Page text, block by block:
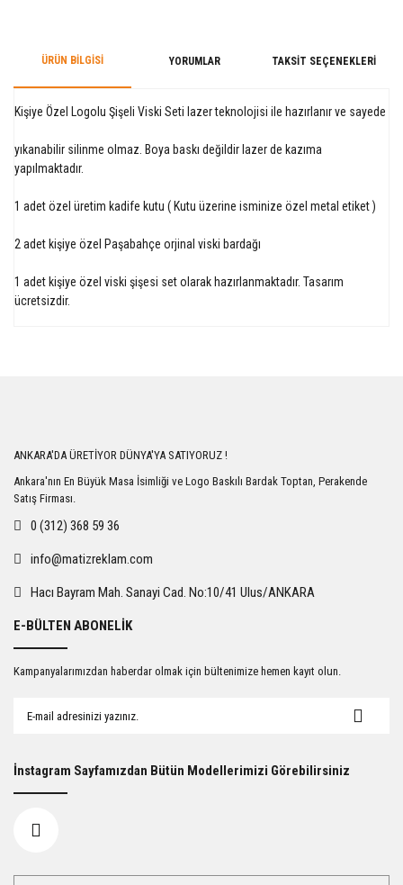
ÜRÜN BILGISI YORUMLAR TAKSIT SEÇENEKLERI
Kişiye Özel Logolu Şişeli Viski Seti lazer teknolojisi ile hazırlanır ve sayede
yıkanabilir silinme olmaz. Boya baskı değildir lazer de kazıma
yapılmaktadır.
1 adet özel üretim kadife kutu ( Kutu üzerine isminize özel metal etiket )
2 adet kişiye özel Paşabahçe orjinal viski bardağı
1 adet kişiye özel viski şişesi set olarak hazırlanmaktadır. Tasarım
ücretsizdir.
ANKARA'DA ÜRETİYOR DÜNYA'YA SATIYORUZ !
Ankara'nın En Büyük Masa İsimliği ve Logo Baskılı Bardak Toptan, Perakende
Satış Firması.
0 (312) 368 59 36
info@matizreklam.com
Hacı Bayram Mah. Sanayi Cad. No:10/41 Ulus/ANKARA
E-BÜLTEN ABONELİK
Kampanyalarımızdan haberdar olmak için bültenimize hemen kayıt olun.
İnstagram Sayfamızdan Bütün Modellerimizi Görebilirsiniz